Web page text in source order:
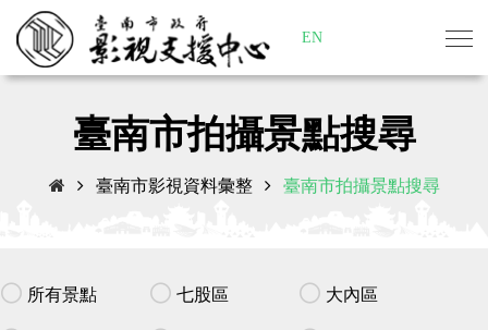
EN
臺南市拍攝景點搜尋
臺南市影視資料彙整 臺南市拍攝景點搜尋
所有景點 七股區 大內區